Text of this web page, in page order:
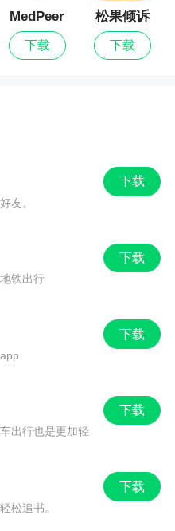
MedPeer
下载
松果倾诉
下载
下载
友。
下载
铁出行
下载
下载
出行也是更加轻
下载
松追书。